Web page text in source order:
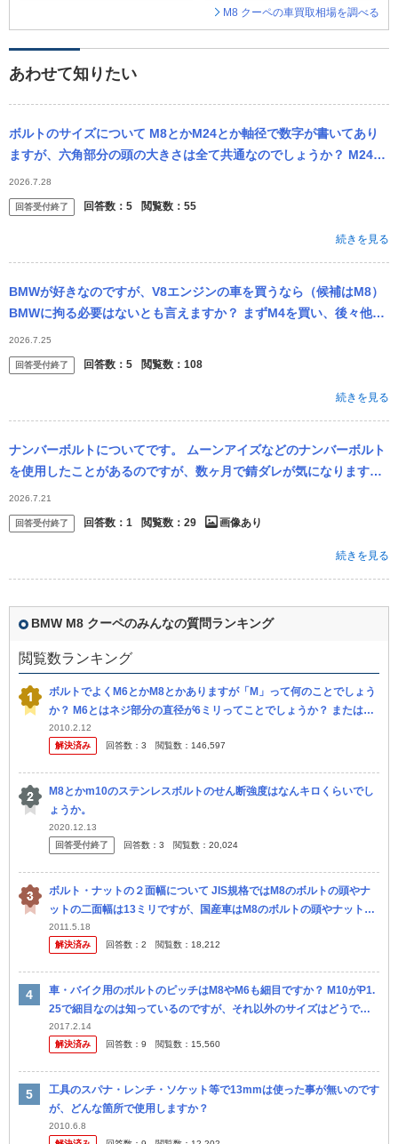
M8 クーペの車買取相場を調べる
あわせて知りたい
ボルトのサイズについて M8とかM24とか軸径で数字が書いてあり
ますが、六角部分の頭の大きさは全て共通なのでしょうか？ M24の
レンチを購入したら軸径が24mmだけど六角部分が大きさ違ったと
か...
2026.7.28
回答受付終了 回答数： 5 閲覧数： 55
続きを見る
BMWが好きなのですが、V8エンジンの車を買うなら（候補はM8）
BMWに拘る必要はないとも言えますか？ まずM4を買い、後々他車
種でV8へとアップグレードするのもありかなとは考えています。
2026.7.25
回答受付終了 回答数： 5 閲覧数： 108
続きを見る
ナンバーボルトについてです。 ムーンアイズなどのナンバーボルト
を使用したことがあるのですが、数ヶ月で錆ダレが気になります。
新品のナンバーボルトを購入しましたが、元々ついているものはス
チールな...
2026.7.21
回答受付終了 回答数： 1 閲覧数： 29 画像あり
続きを見る
BMW M8 クーペのみんなの質問ランキング
閲覧数ランキング
ボルトでよくM6とかM8とかありますが「M」って何のことでしょう
か？ M6とはネジ部分の直径が6ミリってことでしょうか？ または締
め付け部分のことを意味しているのでしょうか？ 教えて下さい。
2010.2.12
解決済み
回答数： 3 閲覧数： 146,597
M8とかm10のステンレスボルトのせん断強度はなんキロくらいでし
ょうか。
2020.12.13
回答受付終了
回答数： 3 閲覧数： 20,024
ボルト・ナットの２面幅について JIS規格ではM8のボルトの頭やナ
ットの二面幅は13ミリですが、国産車はM8のボルトの頭やナットの
二面幅が12ミリになっています。 質問① 小型の二面幅と言われ...
2011.5.18
解決済み
回答数： 2 閲覧数： 18,212
車・バイク用のボルトのピッチはM8やM6も細目ですか？ M10がP1.
25で細目なのは知っているのですが、それ以外のサイズはどうでし
ょう？ アマゾンなんかで車用のM8M6のボルトナットを検索する...
2017.2.14
解決済み
回答数： 9 閲覧数： 15,560
工具のスパナ・レンチ・ソケット等で13mmは使った事が無いのです
が、どんな箇所で使用しますか？
2010.6.8